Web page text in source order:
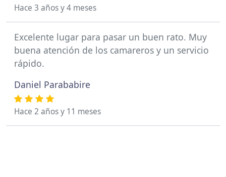
Hace 3 años y 4 meses
Excelente lugar para pasar un buen rato. Muy
buena atención de los camareros y un servicio
rápido.
Daniel Parababire
Hace 2 años y 11 meses